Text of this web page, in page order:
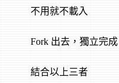
不用就不載入
Fork 出去，獨立完成
結合以上三者